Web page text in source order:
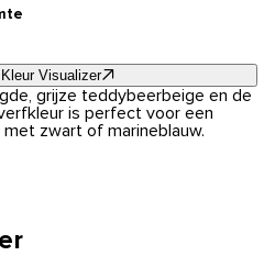
Visualizer
grijze teddybeerbeige en de
is perfect voor een
zwart of marineblauw.